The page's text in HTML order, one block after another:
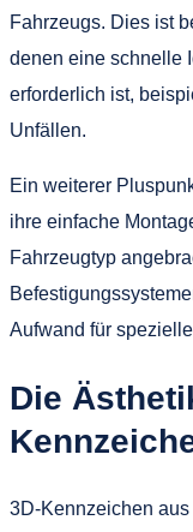
Fahrzeugs. Dies ist
denen eine schnelle
erforderlich ist,
Unfällen.
Ein weiterer
ihre einfache
Fahrzeugtyp
Aufwand für
Die
3D-Kennzeichen